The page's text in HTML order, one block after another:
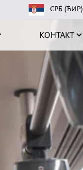
СРБ (ЋИР)
КОНТАКТ